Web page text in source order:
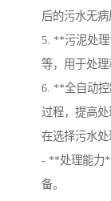
后的污水无病
5. **污泥处
等，用于处理
6. **全自动
过程，提高处
在选择污水处
- **处理能力
备。